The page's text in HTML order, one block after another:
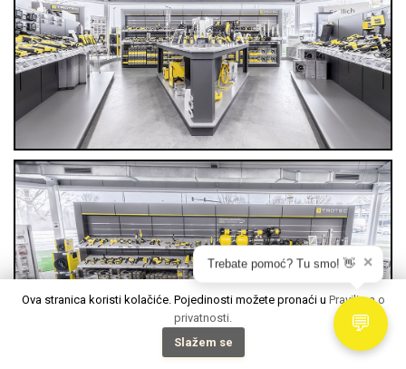
Ova stranica koristi kolačiće. Pojedinosti možete pronaći u Pravilima o
privatnosti.
Slažem se
Trebate pomoć? Tu smo! 👋 ✕
💬